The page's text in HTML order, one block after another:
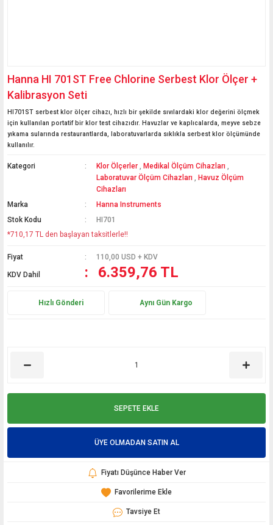
Hanna HI 701ST Free Chlorine Serbest Klor Ölçer +
Kalibrasyon Seti
HI701ST serbest klor ölçer cihazı, hızlı bir şekilde sıvılardaki klor değerini ölçmek
için kullanılan portatif bir klor test cihazıdır. Havuzlar ve kaplıcalarda, meyve sebze
yıkama sularında restaurantlarda, laboratuvarlarda sıklıkla serbest klor ölçümünde
kullanılır.
Kategori Klor Ölçerler , Medikal Ölçüm Cihazları ,
Laboratuvar Ölçüm Cihazları , Havuz Ölçüm
Cihazları
Marka
Hanna Instruments
Stok Kodu
HI701
*710,17 TL den başlayan taksitlerle!!
Fiyat 110,00 USD + KDV
KDV Dahil 6.359,76 TL
Hızlı Gönderi Aynı Gün Kargo
SEPETE EKLE
ÜYE OLMADAN SATIN AL
Fiyatı Düşünce Haber Ver
Tavsiye Et